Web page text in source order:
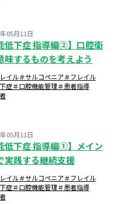
05月11日
低下症 指導編②】口腔衛
味するものを考えよう
イル＃サルコペニア＃フレイル
症＃口腔機能管理＃患者指導
05月11日
低下症 指導編①】メイン
実践する継続支援
イル＃サルコペニア＃フレイル
症＃口腔機能管理＃患者指導